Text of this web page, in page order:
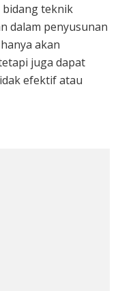
Air
bidang teknik
dalam penyusunan
akan
juga dapat
efektif atau